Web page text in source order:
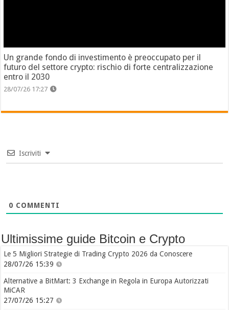
Un grande fondo di investimento è preoccupato per il
futuro del settore crypto: rischio di forte centralizzazione
entro il 2030
28/07/26 17:27
Iscriviti
0 COMMENTI
Ultimissime guide Bitcoin e Crypto
Le 5 Migliori Strategie di Trading Crypto 2026 da Conoscere
28/07/26 15:39
Alternative a BitMart: 3 Exchange in Regola in Europa Autorizzati
MiCAR
27/07/26 15:27